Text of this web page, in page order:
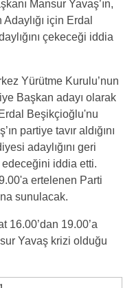
Mansur Yavaş’ın,
için Erdal
çekeceği iddia
Yürütme Kurulu’nun
Başkan adayı olarak
Erdal Beşikçioğlu'nu
’ın partiye tavır aldığını
adaylığını geri
iddia etti.
ertelenen Parti
sunulacak.
16.00’dan 19.00’a
Yavaş krizi olduğu